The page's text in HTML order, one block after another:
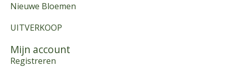
Nieuwe Bloemen
UITVERKOOP
Mijn account
Registreren